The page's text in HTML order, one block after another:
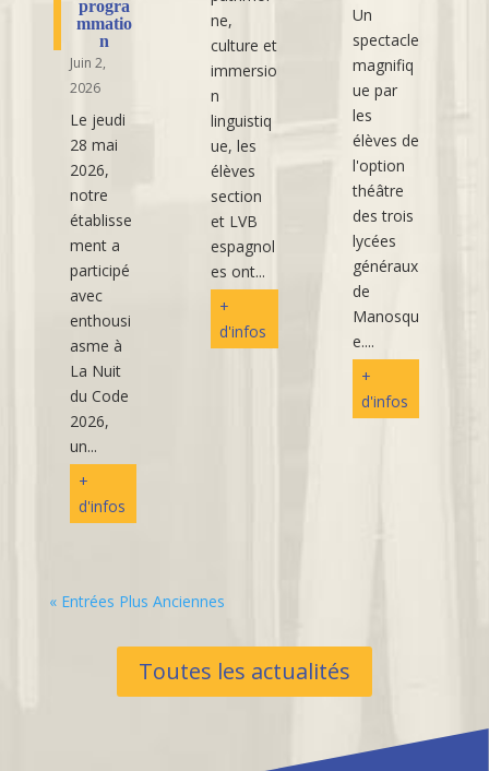
progra
mmatio
n
Juin 2,
2026
Le jeudi
28 mai
2026,
notre
établisse
ment a
participé
avec
enthousi
asme à
La Nuit
du Code
2026,
un...
+
d'infos
ne,
culture et
immersio
n
linguistiq
ue, les
élèves
section
et LVB
espagnol
es ont...
+
d'infos
Un
spectacle
magnifiq
ue par
les
élèves de
l'option
théâtre
des trois
lycées
généraux
de
Manosqu
e....
+
d'infos
« Entrées Plus Anciennes
Toutes les actualités